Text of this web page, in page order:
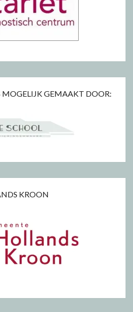
MOGELIJK GEMAAKT DOOR:
KROON